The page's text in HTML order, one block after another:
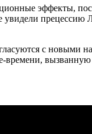
эффекты,
прецессию
с новыми